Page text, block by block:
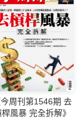
今周刊第1546期 去
風暴 完全拆解》